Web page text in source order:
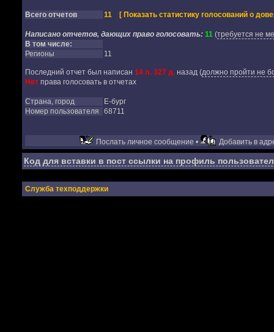
Всего отчетов 11 [ Показать статистику голосований о
Написано отчетов, дающих право голосовать: 11(требуется не
В том числе:
Регионы
11
Последний отчет был написан 14 л. 327 д.назад(должно пройти не
Нетправа голосовать в отчетах
Страна, город
Е-бург
Номер пользователя
68711
Послать личное сообщение • Добавить в
Код для вставки в пост ссылки на профиль
Служба техподдержки